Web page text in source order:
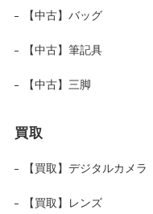
【中古】バッグ
【中古】筆記具
【中古】三脚
買取
【買取】デジタルカメラ
【買取】レンズ